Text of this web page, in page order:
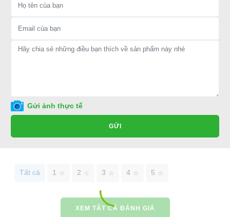
Chữ A lái HDK
Chữ A lái Lvtong
Gửi ảnh thực tế
GỬI
Tất cả 1 2 3 4 5
XEM TẤT CẢ ĐÁNH GIÁ